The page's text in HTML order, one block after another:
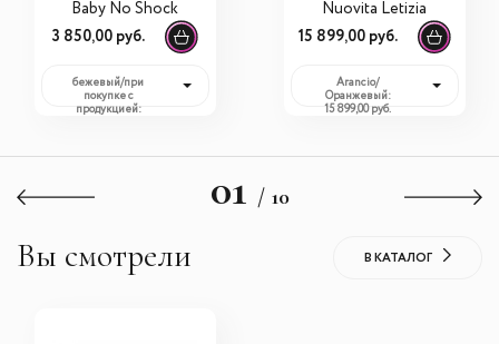
Baby No Shock
3 850,00 руб.
бежевый/при
покупке с
продукцией:
Nuovita Letizia
15 899,00 руб.
Arancio/
Оранжевый:
15 899,00 руб.
01 / 10
Вы смотрели В КАТАЛОГ